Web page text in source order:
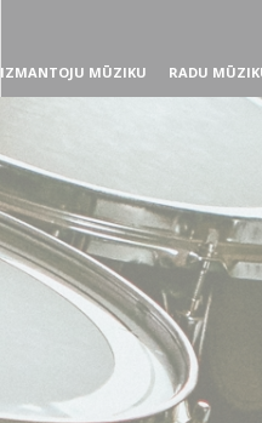
IZMANTOJU MŪZIKU RADU